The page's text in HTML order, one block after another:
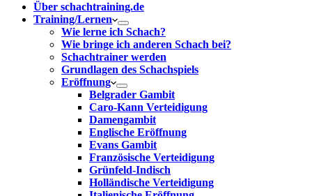
Über schachtraining.de
Training/Lernen
Wie lerne ich Schach?
Wie bringe ich anderen Schach bei?
Schachtrainer werden
Grundlagen des Schachspiels
Eröffnung
Belgrader Gambit
Caro-Kann Verteidigung
Damengambit
Englische Eröffnung
Evans Gambit
Französische Verteidigung
Grünfeld-Indisch
Holländische Verteidigung